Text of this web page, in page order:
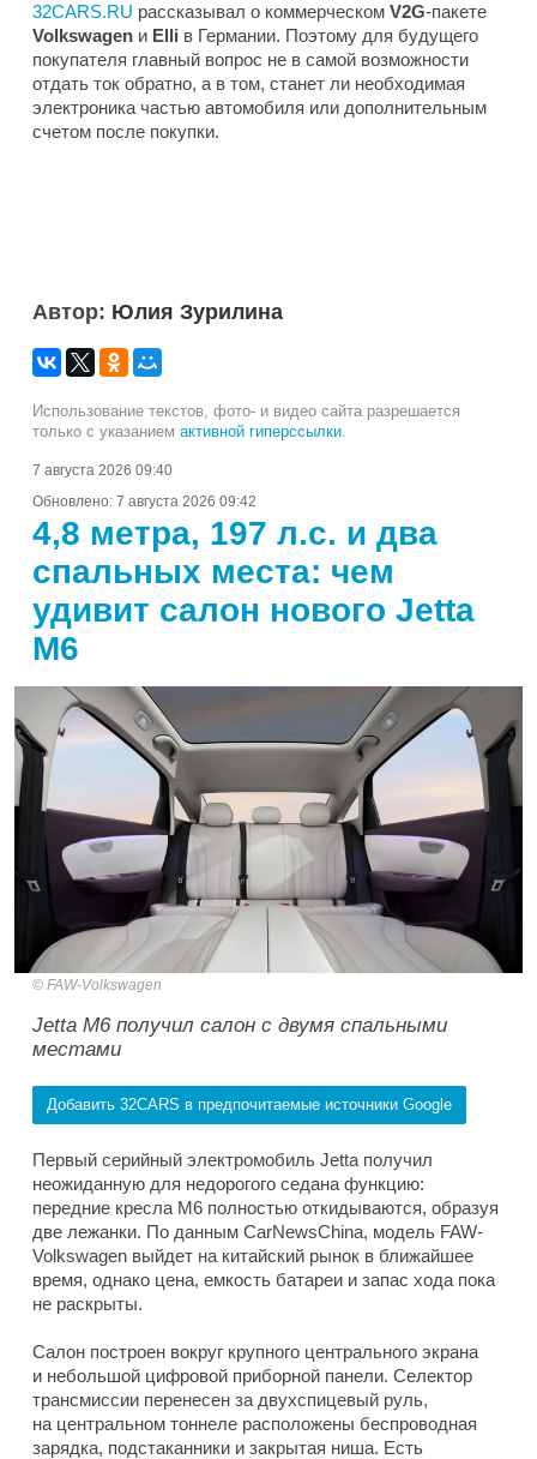
32CARS.RU рассказывал о коммерческом V2G-пакете
Volkswagen и Elli в Германии. Поэтому для будущего
покупателя главный вопрос не в самой возможности
отдать ток обратно, а в том, станет ли необходимая
электроника частью автомобиля или дополнительным
счетом после покупки.
Автор: Юлия Зурилина
Использование текстов, фото- и видео сайта разрешается
только с указанием активной гиперссылки.
7 августа 2026 09:40
Обновлено: 7 августа 2026 09:42
4,8 метра, 197 л.с. и два
спальных места: чем
удивит салон нового Jetta
M6
FAW-Volkswagen
Jetta M6 получил салон с двумя спальными
местами
Добавить 32CARS в предпочитаемые источники Google
Первый серийный электромобиль Jetta получил
неожиданную для недорогого седана функцию:
передние кресла M6 полностью откидываются, образуя
две лежанки. По данным CarNewsChina, модель FAW-
Volkswagen выйдет на китайский рынок в ближайшее
время, однако цена, емкость батареи и запас хода пока
не раскрыты.
Салон построен вокруг крупного центрального экрана
и небольшой цифровой приборной панели. Селектор
трансмиссии перенесен за двухспицевый руль,
на центральном тоннеле расположены беспроводная
зарядка, подстаканники и закрытая ниша. Есть